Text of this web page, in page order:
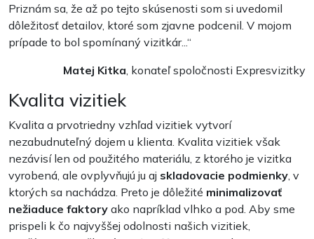
Priznám sa, že až po tejto skúsenosti som si uvedomil
dôležitosť detailov, ktoré som zjavne podcenil. V mojom
prípade to bol spomínaný vizitkár...“
Matej Kitka, konateľ spoločnosti Expresvizitky
Kvalita vizitiek
Kvalita a prvotriedny vzhľad vizitiek vytvorí
nezabudnuteľný dojem u klienta. Kvalita vizitiek však
nezávisí len od použitého materiálu, z ktorého je vizitka
vyrobená, ale ovplyvňujú ju aj skladovacie podmienky, v
ktorých sa nachádza. Preto je dôležité minimalizovať
nežiaduce faktory ako napríklad vlhko a pod. Aby sme
prispeli k čo najvyššej odolnosti našich vizitiek,